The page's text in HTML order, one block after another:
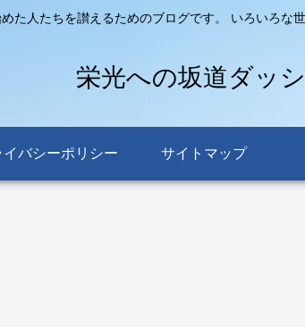
た人たちを讃えるためのブログです。 いろいろな
栄光への坂道ダッ
イバシーポリシー サイトマップ